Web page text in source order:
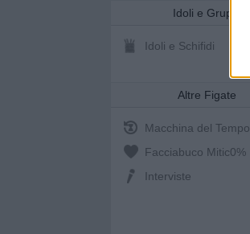
Idoli e Gruppi
Idoli e Schifidi
Altre Figate
Macchina del Tempo
Facciabuco Mitic0%
Interviste